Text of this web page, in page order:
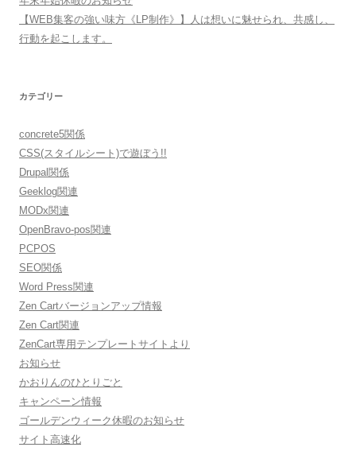
【WEB集客の強い味方《LP制作》】人は想いに魅せられ、共感し、
行動を起こします。
カテゴリー
concrete5関係
CSS(スタイルシート)で遊ぼう!!
Drupal関係
Geeklog関連
MODx関連
OpenBravo-pos関連
PCPOS
SEO関係
Word Press関連
Zen Cartバージョンアップ情報
Zen Cart関連
ZenCart専用テンプレートサイトより
お知らせ
かおりんのひとりごと
キャンペーン情報
ゴールデンウィーク休暇のお知らせ
サイト高速化